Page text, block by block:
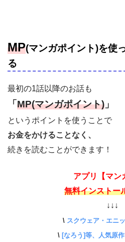
MP(マンガポイント)を使
る
最初の1話以降のお話も
「 MP(マンガポイント) 」
というポイントを使うことで
お金をかけることなく、
続きを読むことができます！
アプリ【マン
無料インストー
↓↓↓
\ スクウェア・エニ
\ [なろう]等、人気原